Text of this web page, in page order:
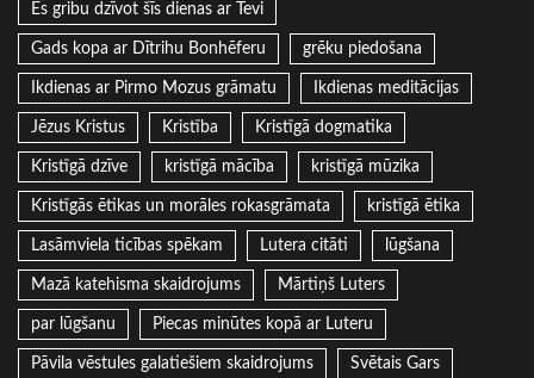
Es gribu dzīvot šīs dienas ar Tevi
Gads kopa ar Dītrihu Bonhēferu grēku piedošana
Ikdienas ar Pirmo Mozus grāmatu Ikdienas meditācijas
Jēzus Kristus Kristība Kristīgā dogmatika
Kristīgā dzīve kristīgā mācība kristīgā mūzika
Kristīgās ētikas un morāles rokasgrāmata kristīgā ētika
Lasāmviela ticības spēkam Lutera citāti lūgšana
Mazā katehisma skaidrojums Mārtiņš Luters
par lūgšanu Piecas minūtes kopā ar Luteru
Pāvila vēstules galatiešiem skaidrojums Svētais Gars